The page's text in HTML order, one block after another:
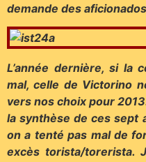
demande des
L’année dernière, si la
mal, celle de Victorino
vers nos choix pour
la synthèse de ces sept
on a tenté pas mal de
excès torista/torerista.